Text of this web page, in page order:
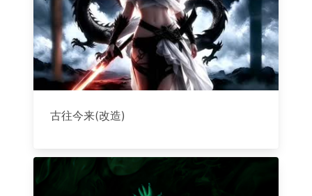
古往今来(改造)